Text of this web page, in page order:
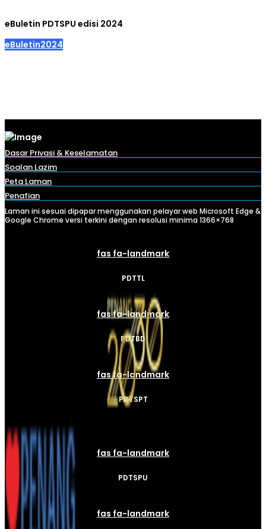
eBuletin PDTSPU edisi 2024
eBuletin2024
Dasar Privasi & Keselamatan
Soalan Lazim
Peta Laman
Penafian
Laman ini sesuai dipapar menggunakan pelayar web Microsoft Edge &
Google Chrome versi terkini dengan resolusi minima 1366×768
fas fa-landmark
PDTTL
fas fa-landmark
PDTBD
fas fa-landmark
PDTSPT
fas fa-landmark
PDTSPU
fas fa-landmark